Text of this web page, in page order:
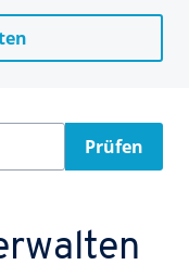
Prüfen